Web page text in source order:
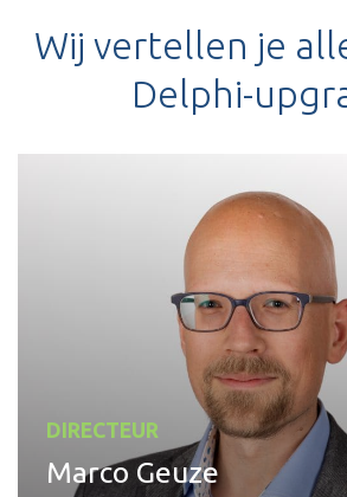
Wij vertellen je
Delphi-
DIRECTEUR
Marco Geuze